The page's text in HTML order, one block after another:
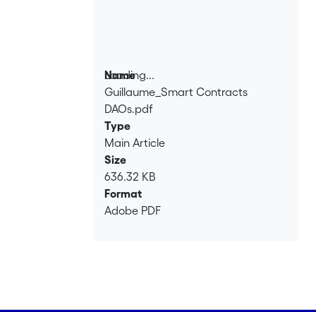
Loading...
Loading...
Name
Guillaume_Smart Contracts
DAOs.pdf
Type
Main Article
Size
636.32 KB
Format
Adobe PDF